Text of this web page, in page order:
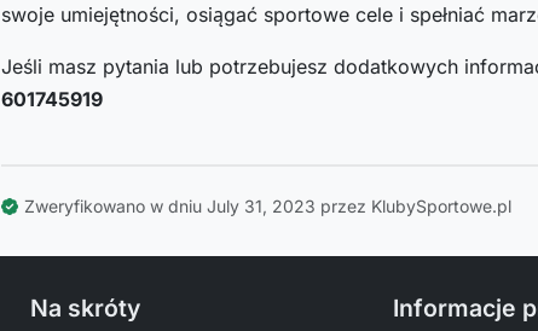
swoje umiejętności, osiągać sportowe cele i spełniać
Jeśli masz pytania lub potrzebujesz dodatkowych
601745919
Zweryfikowano w dniu July 31, 2023 przez KlubySportowe.pl
Na skróty Informacje